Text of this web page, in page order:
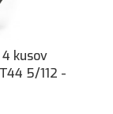
kusov
5/112 -